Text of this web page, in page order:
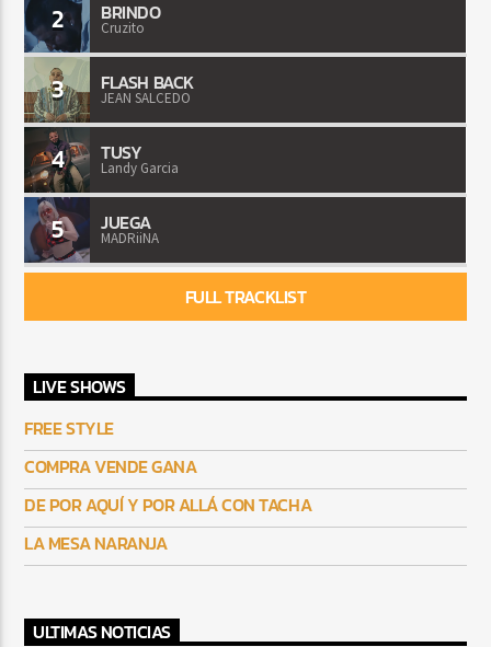
2 BRINDO
Cruzito
3 FLASH BACK
JEAN SALCEDO
4 TUSY
Landy Garcia
5 JUEGA
MADRiiNA
FULL TRACKLIST
LIVE SHOWS
FREE STYLE
COMPRA VENDE GANA
DE POR AQUÍ Y POR ALLÁ CON TACHA
LA MESA NARANJA
ULTIMAS NOTICIAS